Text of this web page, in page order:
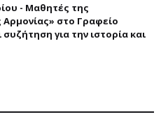
- Μαθητές της
στο Γραφείο
για την ιστορία και